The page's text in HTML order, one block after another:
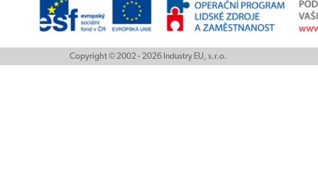
Copyright © 2002 - 2026 Industry EU, s.r.o.